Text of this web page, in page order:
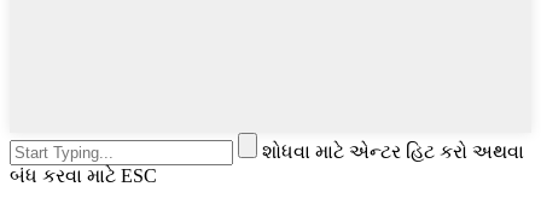
શોધવા માટે એન્ટર હિટ કરો અથવા
બંધ કરવા માટે ESC